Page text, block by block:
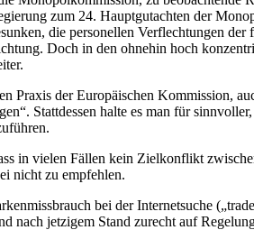
zum 24. Hauptgutachten der
die personellen Verflechtungen
Doch in den ohnehin hoch
der Europäischen Kommission,
Stattdessen halte es man für
in vielen Fällen kein Zielkonflikt
nicht zu empfehlen.
bei der Internetsuche
nach jetzigem Stand zurecht auf